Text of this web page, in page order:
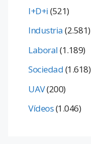
I+D+i(521)
Industria(2.581)
Laboral(1.189)
Sociedad(1.618)
UAV(200)
Vídeos(1.046)